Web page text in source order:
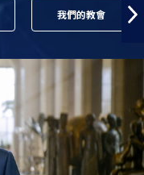
我們的教會